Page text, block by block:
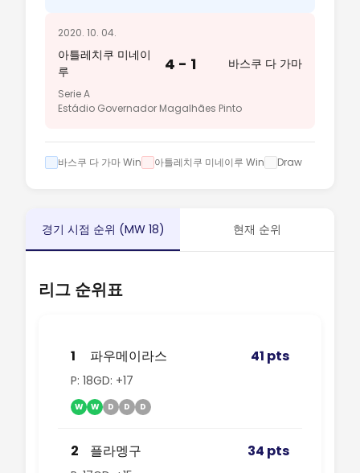
2020. 10. 04.
아틀레치쿠 미네이
루
4 - 1 바스쿠 다 가마
Serie A
Estádio Governador Magalhães Pinto
바스쿠 다 가마 Win 아틀레치쿠 미네이루 Win Draw
경기 시점 순위 (MW 18) 현재 순위
리그 순위표
1 파우메이라스 41 pts
P: 18GD: +17
W W D D D
2 플라멩구 34 pts